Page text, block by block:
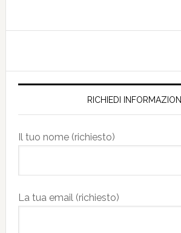
RICHIEDI INFORMAZIONI
Il tuo nome (richiesto)
La tua email (richiesto)